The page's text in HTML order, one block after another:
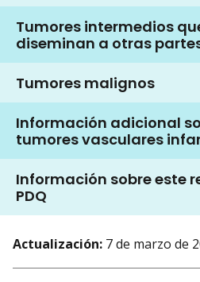
Tumores intermedios
diseminan a otras
Tumores malignos
Información adicional
tumores vasculares
Información sobre este
PDQ
Actualización: 7 de marzo de